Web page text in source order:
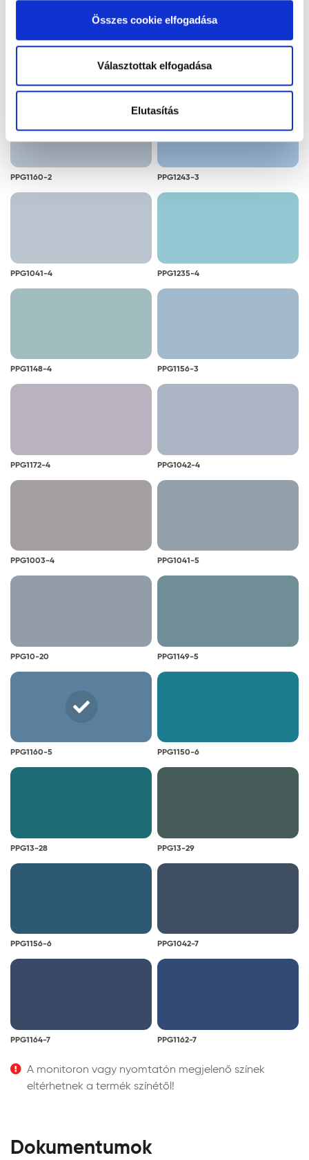
alkalmazását. A "Részletek megjelenítése” gombra
kattintással megismerheti és beállíthatja, hogy mely
cookie alkalmazását fogadja el.
Összes cookie elfogadása
Választottak elfogadása
Elutasítás
PPG1160-2 PPG1243-3
PPG1041-4 PPG1235-4
PPG1148-4 PPG1156-3
PPG1172-4 PPG1042-4
PPG1003-4 PPG1041-5
PPG10-20 PPG1149-5
PPG1160-5 PPG1150-6
PPG13-28 PPG13-29
PPG1156-6 PPG1042-7
PPG1164-7 PPG1162-7
A monitoron vagy nyomtatón megjelenő színek
eltérhetnek a termék színétől!
Dokumentumok